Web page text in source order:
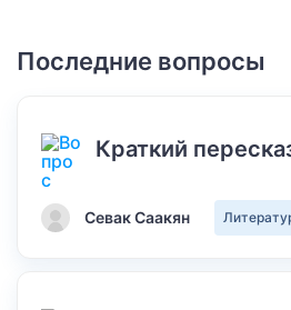
Последние вопросы
Краткий
Севак Саакян